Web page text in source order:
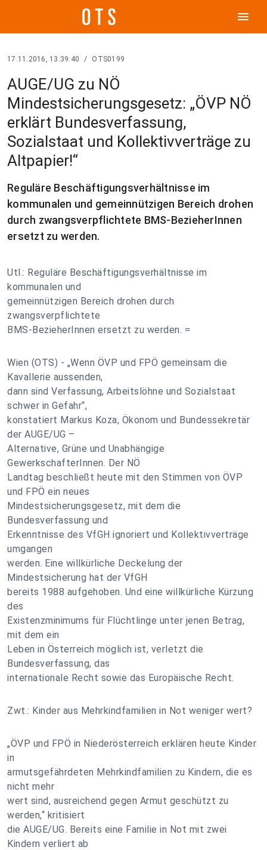
menu
17.11.2016, 13:39:40 / OTS0199
AUGE/UG zu NÖ
Mindestsicherungsgesetz: „ÖVP NÖ
erklärt Bundesverfassung,
Sozialstaat und Kollektivverträge zu
Altpapier!“
Reguläre Beschäftigungsverhältnisse im
kommunalen und gemeinnützigen Bereich drohen
durch zwangsverpflichtete BMS-BezieherInnen
ersetzt zu werden.
Utl.: Reguläre Beschäftigungsverhältnisse im
kommunalen und
gemeinnützigen Bereich drohen durch
zwangsverpflichtete
BMS-BezieherInnen ersetzt zu werden. =
Wien (OTS) - „Wenn ÖVP und FPÖ gemeinsam die
Kavallerie aussenden,
dann sind Verfassung, Arbeitslöhne und Sozialstaat
schwer in Gefahr“,
konstatiert Markus Koza, Ökonom und Bundessekretär
der AUGE/UG –
Alternative, Grüne und Unabhängige
GewerkschafterInnen. Der NÖ
Landtag beschließt heute mit den Stimmen von ÖVP
und FPÖ ein neues
Mindestsicherungsgesetz, mit dem die
Bundesverfassung und
Erkenntnisse des VfGH ignoriert und Kollektivverträge
umgangen
werden. Eine willkürliche Deckelung der
Mindestsicherung hat der VfGH
bereits 1988 aufgehoben. Und eine willkürliche Kürzung
des
Existenzminimums für Flüchtlinge unter jenen Betrag,
mit dem ein
Leben in Österreich möglich ist, verletzt die
Bundesverfassung, das
internationale Recht sowie das Europäische Recht.
Zwt.: Kinder aus Mehrkindfamilien in Not weniger wert?
„ÖVP und FPÖ in Niederösterreich erklären heute Kinder
in
armutsgefährdeten Mehrkindfamilien zu Kindern, die es
nicht mehr
wert sind, ausreichend gegen Armut geschützt zu
werden,“ kritisiert
die AUGE/UG. Bereits eine Familie in Not mit zwei
Kindern verliert ab